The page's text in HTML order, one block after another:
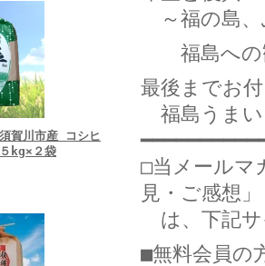
賀川市産 コシヒ
kg×２袋
～福の島
福島へ
最後までお
福島うま
□当メールマ
見・ご感想」
は、下記サ
■無料会員の